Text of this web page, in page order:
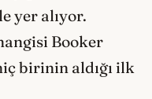
yer alıyor.
Booker
birinin aldığı ilk